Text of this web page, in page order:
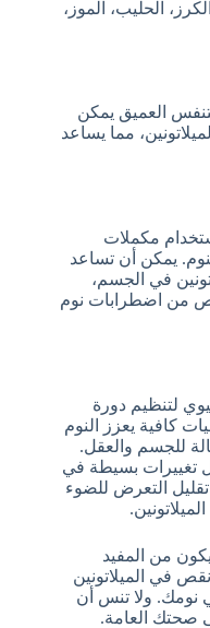
الحليب، الموز،
العميق يمكن
مما يساعد
مكملات
يمكن أن تساعد
في الجسم،
من اضطرابات نوم
لتنظيم دورة
كافية يعزز النوم
للجسم والعقل.
تغييرات بسيطة في
التعرض للضوء
من المفيد
في الميلاتونين
نومك. ولا تنس أن
صحتك العامة.